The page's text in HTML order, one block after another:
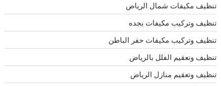
تنظيف مكيفات شمال الرياض
تنظيف وتركيب مكيفات بجده
تنظيف وتركيب مكيفات حفر الباطن
تنظيف وتعقيم الفلل بالرياض
تنظيف وتعقيم منازل الرياض